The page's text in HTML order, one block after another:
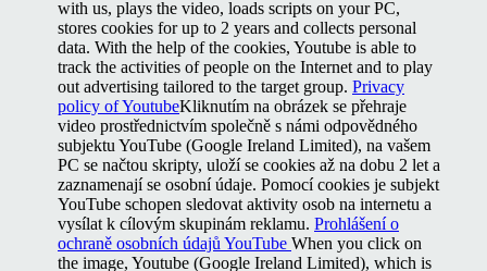
with us, plays the video, loads scripts on your PC,
stores cookies for up to 2 years and collects personal
data. With the help of the cookies, Youtube is able to
track the activities of people on the Internet and to play
out advertising tailored to the target group. Privacy
policy of YoutubeKliknutím na obrázek se přehraje
video prostřednictvím společně s námi odpovědného
subjektu YouTube (Google Ireland Limited), na vašem
PC se načtou skripty, uloží se cookies až na dobu 2 let a
zaznamenají se osobní údaje. Pomocí cookies je subjekt
YouTube schopen sledovat aktivity osob na internetu a
vysílat k cílovým skupinám reklamu. Prohlášení o
ochraně osobních údajů YouTube When you click on
the image, Youtube (Google Ireland Limited), which is